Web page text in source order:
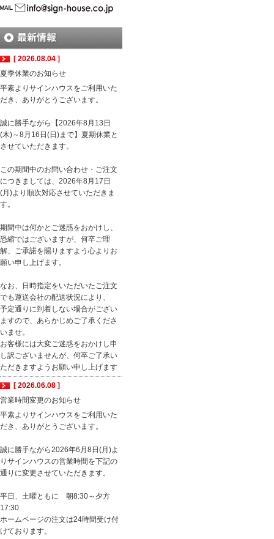
[ 2026.08.04 ]
夏季休業のお知らせ
平素よりサインハウスをご利用いた
だき、ありがとうございます。
誠に勝手ながら【2026年8月13日
(木)～8月16日(日)まで】夏期休業と
させていただきます。
この期間中のお問い合わせ・ご注文
につきましては、2026年8月17日
(月)より順次対応させていただきま
す。
期間中は何かとご迷惑をおかけし、
恐縮ではございますが、何卒ご理
解、ご承諾を賜りますよう心よりお
願い申し上げます。
なお、日時指定をいただいたご注文
でも運送会社の配送状況により、
予定通りに到着しない場合がござい
ますので、あらかじめご了承くださ
いませ。
お客様には大変ご迷惑をおかけし申
し訳ございませんが、何卒ご了承い
ただきますようお願い申し上げます
[ 2026.06.08 ]
営業時間変更のお知らせ
平素よりサインハウスをご利用いた
だき、ありがとうございます。
誠に勝手ながら2026年6月8日(月)よ
りサインハウスの営業時間を下記の
通りに変更させていただきます。
平日、土曜ともに 朝8:30～夕方
17:30
ホームページの注文は24時間受け付
けております。